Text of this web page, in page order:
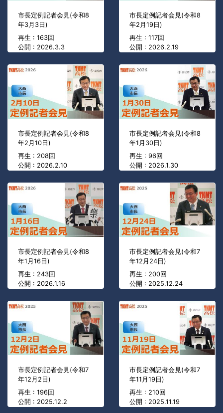
市長定例記者会見(令和8
年3月3日)
再生 : 163回
公開 : 2026.3.3
市長定例記者会見(令和8
年2月19日)
再生 : 117回
公開 : 2026.2.19
市長定例記者会見(令和8
年2月10日)
再生 : 208回
公開 : 2026.2.10
市長定例記者会見(令和8
年1月30日)
再生 : 96回
公開 : 2026.1.30
市長定例記者会見(令和8
年1月16日)
再生 : 243回
公開 : 2026.1.16
市長定例記者会見(令和7
年12月24日)
再生 : 200回
公開 : 2025.12.24
市長定例記者会見(令和7
年12月2日)
再生 : 196回
公開 : 2025.12.2
市長定例記者会見(令和7
年11月19日)
再生 : 210回
公開 : 2025.11.19